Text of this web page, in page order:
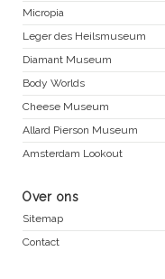
Micropia
Leger des Heilsmuseum
Diamant Museum
Body Worlds
Cheese Museum
Allard Pierson Museum
Amsterdam Lookout
Over ons
Sitemap
Contact